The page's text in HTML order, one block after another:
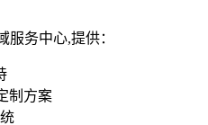
服务中心,提供：
制方案